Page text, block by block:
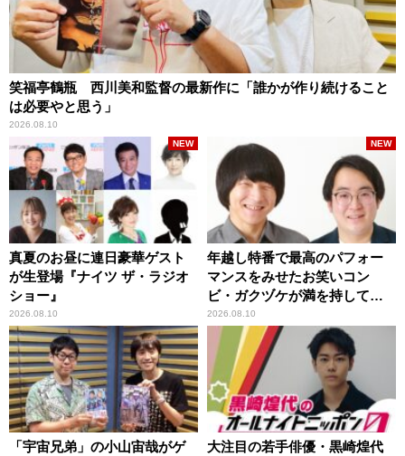
笑福亭鶴瓶 西川美和監督の最新作に「誰かが作り続けること
は必要やと思う」
2026.08.10
真夏のお昼に連日豪華ゲスト
が生登場『ナイツ ザ・ラジオ
ショー』
2026.08.10
NEW
年越し特番で最高のパフォー
マンスをみせたお笑いコン
ビ・ガクヅケが満を持して
『オールナイトニッポン
0(ZERO)』に登場！
2026.08.10
NEW
「宇宙兄弟」の小山宙哉がゲ
大注目の若手俳優・黒崎煌代